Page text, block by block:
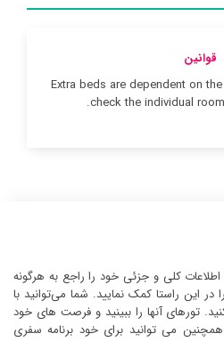
قوانین
Extra beds are dependent on
check the individual
کلی و جزئی خود را راجع به هرگونه
در این راستا کمک نمایید. شما می‌توانید با
تورهای آنها را ببینید و فرصت های خود
می توانید برای خود برنامه سفری